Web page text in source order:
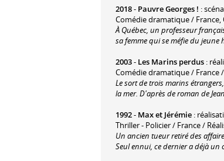
2018- Pauvre Georges ! :
Comédie dramatique / France,
À Québec, un professeur
sa femme qui se méfie du jeune
2003- Les Marins perdus :
Comédie dramatique / France
Le sort de trois marins
la mer. D'après de roman de
1992- Max et Jérémie :
Thriller - Policier / France /
Un ancien tueur retiré des
Seul ennui, ce dernier a déjà